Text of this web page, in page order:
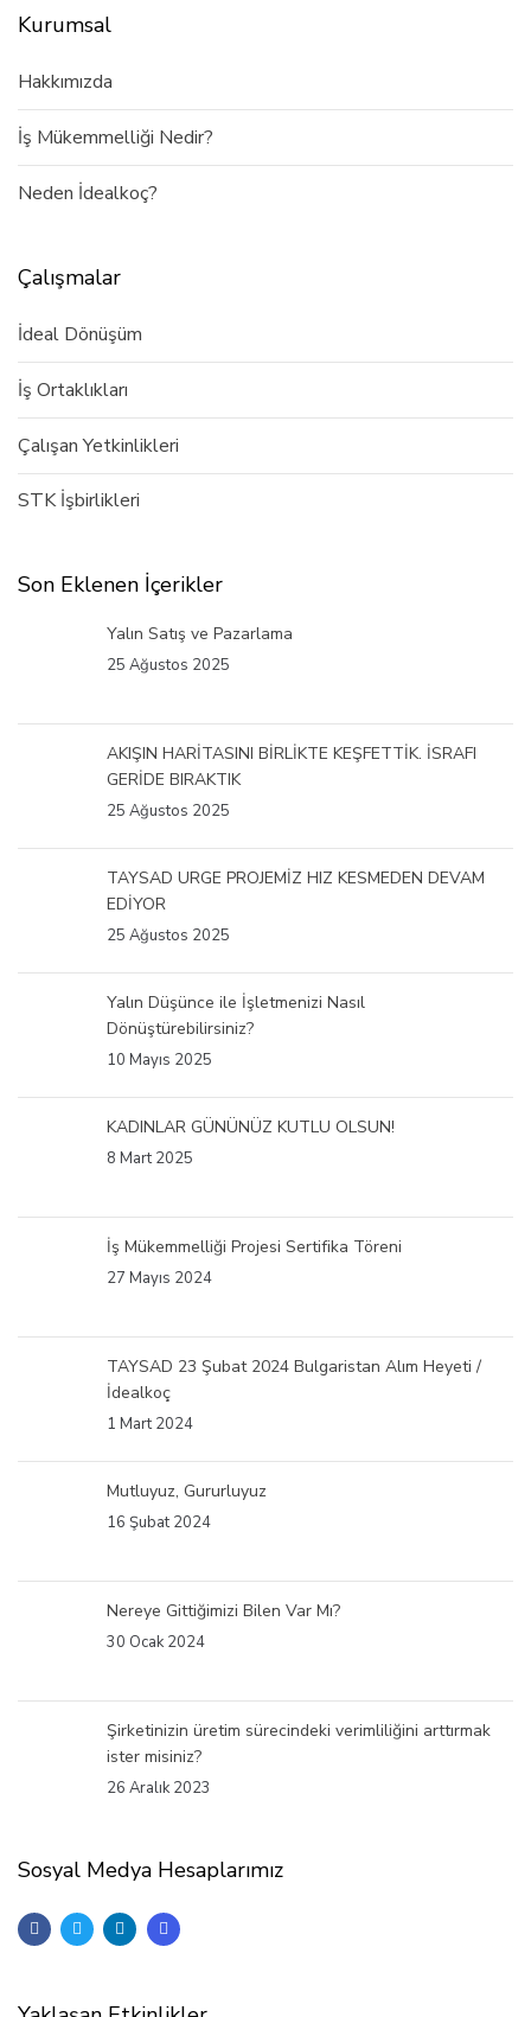
Kurumsal
Hakkımızda
İş Mükemmelliği Nedir?
Neden İdealkoç?
Çalışmalar
İdeal Dönüşüm
İş Ortaklıkları
Çalışan Yetkinlikleri
STK İşbirlikleri
Son Eklenen İçerikler
Yalın Satış ve Pazarlama
25 Ağustos 2025
AKIŞIN HARİTASINI BİRLİKTE KEŞFETTİK. İSRAFI
GERİDE BIRAKTIK
25 Ağustos 2025
TAYSAD URGE PROJEMİZ HIZ KESMEDEN DEVAM
EDİYOR
25 Ağustos 2025
Yalın Düşünce ile İşletmenizi Nasıl
Dönüştürebilirsiniz?
10 Mayıs 2025
KADINLAR GÜNÜNÜZ KUTLU OLSUN!
8 Mart 2025
İş Mükemmelliği Projesi Sertifika Töreni
27 Mayıs 2024
TAYSAD 23 Şubat 2024 Bulgaristan Alım Heyeti /
İdealkoç
1 Mart 2024
Mutluyuz, Gururluyuz
16 Şubat 2024
Nereye Gittiğimizi Bilen Var Mı?
30 Ocak 2024
Şirketinizin üretim sürecindeki verimliliğini arttırmak
ister misiniz?
26 Aralık 2023
Sosyal Medya Hesaplarımız